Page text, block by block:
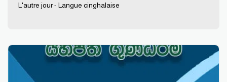
L'autre jour - Langue cinghalaise